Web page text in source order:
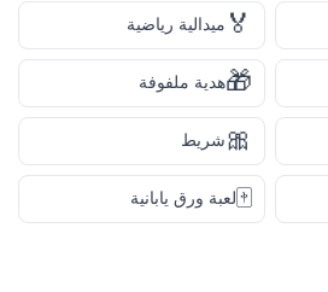
🏅 ميدالية رياضية
🎁هدية ملفوفة
🎀شريط
🀄لعبة ورق يابانية